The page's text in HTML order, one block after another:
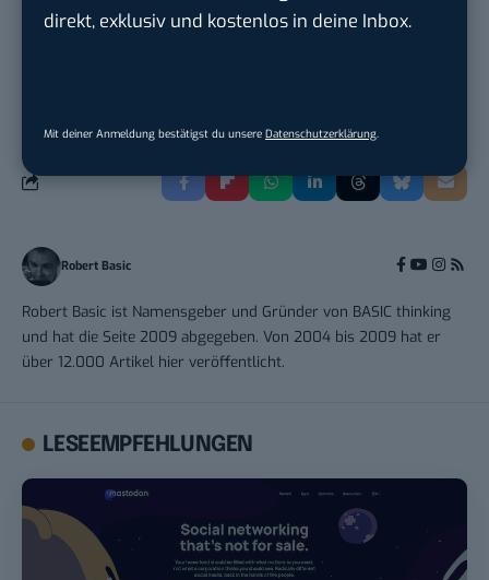
direkt, exklusiv und kostenlos in deine Inbox.
Mit deiner Anmeldung bestätigst du unsere Datenschutzerklärung.
Robert Basic
Robert Basic ist Namensgeber und Gründer von BASIC thinking
und hat die Seite 2009 abgegeben. Von 2004 bis 2009 hat er
über 12.000 Artikel hier veröffentlicht.
LESEEMPFEHLUNGEN